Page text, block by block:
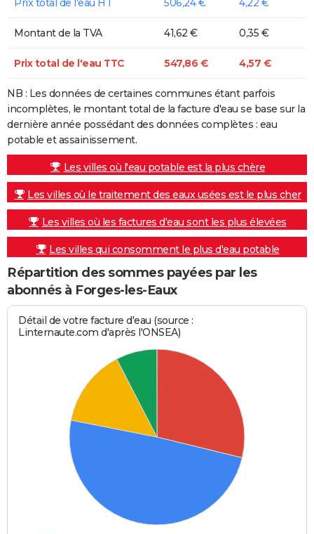
Montant de la TVA 41,62 € 0,35 €
Prix total de l'eau TTC 547,86 € 4,57 €
NB : Les données de certaines communes étant parfois
incomplètes, le montant total de la facture d'eau se base sur la
dernière année possédant des données complètes : eau
potable et assainissement.
Les villes où l'eau potable est la plus chère
Les villes où le traitement des eaux usées est le plus cher
Les villes où les factures d'eau sont les plus élevées
Les villes qui consomment le plus d'eau potable
Répartition des sommes payées par les
abonnés à Forges-les-Eaux
Détail de votre facture d'eau (source :
Linternaute.com d'après l'ONSEA)